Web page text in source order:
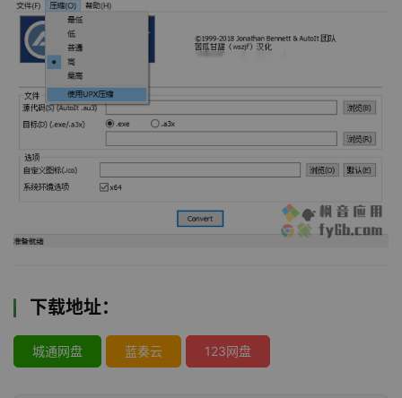
下载地址：
城通网盘 蓝奏云 123网盘